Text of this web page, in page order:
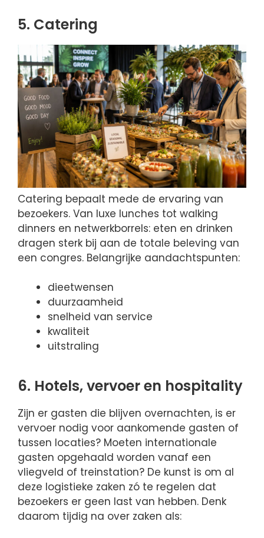
5. Catering
Catering bepaalt mede de ervaring van
bezoekers. Van luxe lunches tot walking
dinners en netwerkborrels: eten en drinken
dragen sterk bij aan de totale beleving van
een congres. Belangrijke aandachtspunten:
dieetwensen
duurzaamheid
snelheid van service
kwaliteit
uitstraling
6. Hotels, vervoer en hospitality
Zijn er gasten die blijven overnachten, is er
vervoer nodig voor aankomende gasten of
tussen locaties? Moeten internationale
gasten opgehaald worden vanaf een
vliegveld of treinstation? De kunst is om al
deze logistieke zaken zó te regelen dat
bezoekers er geen last van hebben. Denk
daarom tijdig na over zaken als: